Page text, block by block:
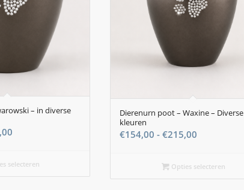
– in diverse
Prijsklasse:
tot
€239,00
selecteren
Dierenurn poot – Waxine – Diverse
kleuren
€154,00 - €215,00
tot
€215,00
Opties selecteren